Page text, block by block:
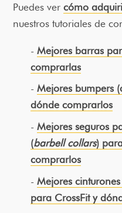
Puedes ver cómo
nuestros tutoriales de
Mejores barras
comprarlas
Mejores bumpers
dónde comprarlos
Mejores seguros
(barbell collars)
comprarlos
Mejores
para CrossFit y